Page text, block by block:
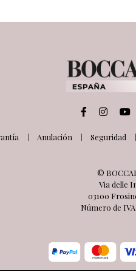
Anulación Seguridad
©
Via delle
03100
Número de